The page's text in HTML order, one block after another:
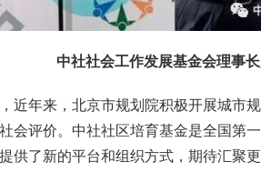
中社社会工作发展基金会理事
近年来，北京市规划院积极开展城市
会评价。中社社区培育基金是全国第
供了新的平台和组织方式，期待汇聚